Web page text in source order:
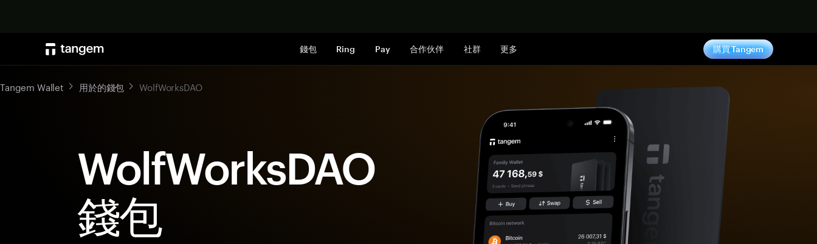
錢包 Ring Pay 合作伙伴 社群 更多 購買 Tangem
Tangem Wallet 用於的錢包 WolfWorksDAO
WolfWorksDAO
錢包